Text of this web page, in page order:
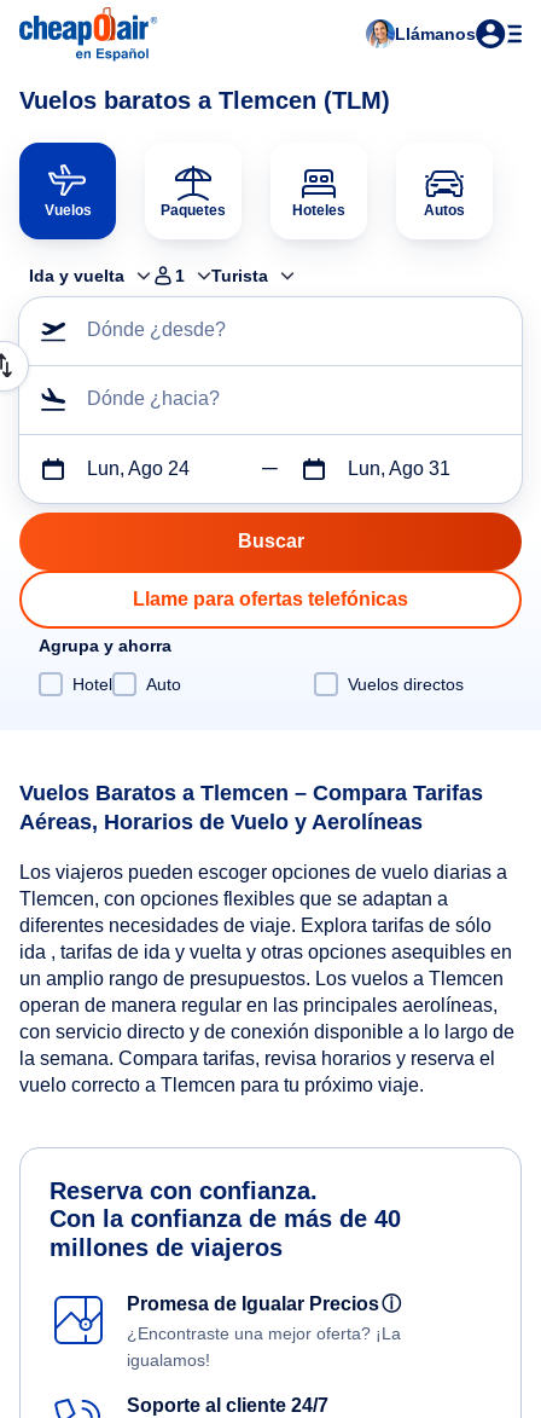
Llámanos
Vuelos baratos a Tlemcen (TLM)
Vuelos Paquetes Hoteles Autos
Ida y vuelta 1 Turista
Dónde ¿desde?
Dónde ¿hacia?
Lun, Ago 24 Lun, Ago 31
Llame para ofertas telefónicas
Agrupa y ahorra
Hotel
Auto Vuelos directos
Vuelos Baratos a Tlemcen – Compara Tarifas
Aéreas, Horarios de Vuelo y Aerolíneas
Los viajeros pueden escoger opciones de vuelo diarias a
Tlemcen, con opciones flexibles que se adaptan a
diferentes necesidades de viaje. Explora tarifas de sólo
ida , tarifas de ida y vuelta y otras opciones asequibles en
un amplio rango de presupuestos. Los vuelos a Tlemcen
operan de manera regular en las principales aerolíneas,
con servicio directo y de conexión disponible a lo largo de
la semana. Compara tarifas, revisa horarios y reserva el
vuelo correcto a Tlemcen para tu próximo viaje.
Reserva con confianza.
Con la confianza de más de 40
millones de viajeros
Promesa de Igualar Preciosⓘ
¿Encontraste una mejor oferta? ¡La
igualamos!
Soporte al cliente 24/7